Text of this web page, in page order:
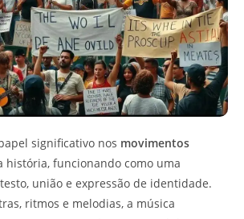
significativo nos movimentos
história, funcionando como uma
união e expressão de identidade.
ritmos e melodias, a música